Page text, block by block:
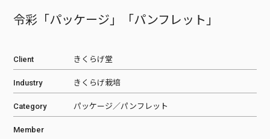
令彩「パッケージ」「パンフレット」
Client きくらげ堂
Industry きくらげ栽培
Category パッケージ パンフレット
Member